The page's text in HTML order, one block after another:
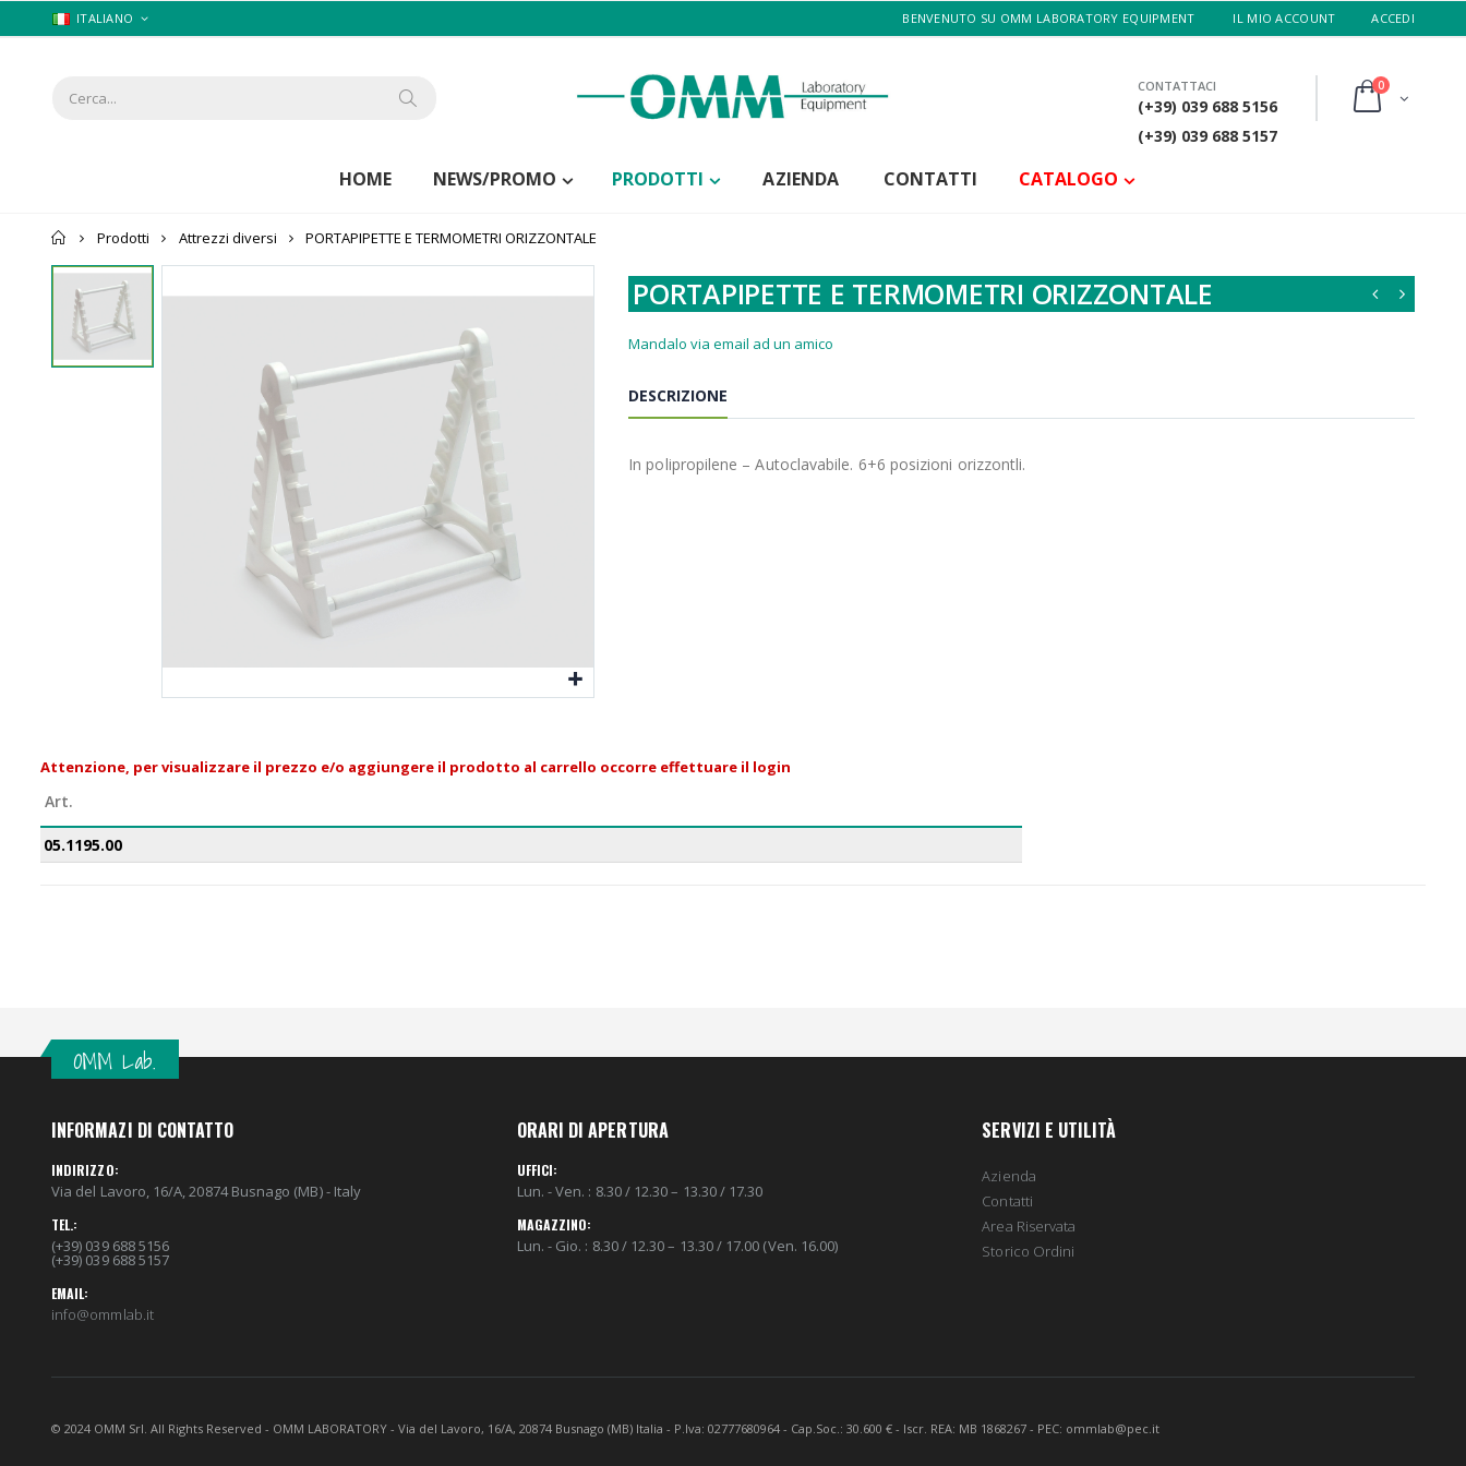
ITALIANO IL MIO ACCOUNT ACCEDI
BENVENUTO SU OMM LABORATORY EQUIPMENT
CONTATTACI
(+39) 039 688 5156
(+39) 039 688 5157
0
HOME NEWS/PROMO PRODOTTI AZIENDA CONTATTI CATALOGO
Home
Prodotti Attrezzi diversi PORTAPIPETTE E TERMOMETRI ORIZZONTALE
PORTAPIPETTE E TERMOMETRI ORIZZONTALE
Mandalo via email ad un amico
DESCRIZIONE
In polipropilene – Autoclavabile. 6+6 posizioni orizzontli.
Attenzione, per visualizzare il prezzo e/o aggiungere il prodotto al carrello occorre effettuare il login
Art.
05.1195.00
OMM Lab.
INFORMAZI DI CONTATTO
INDIRIZZO:
Via del Lavoro, 16/A, 20874 Busnago (MB) - Italy
TEL.:
(+39) 039 688 5156
(+39) 039 688 5157
EMAIL:
info@ommlab.it
ORARI DI APERTURA
UFFICI:
Lun. - Ven. : 8.30 / 12.30 – 13.30 / 17.30
MAGAZZINO:
Lun. - Gio. : 8.30 / 12.30 – 13.30 / 17.00 (Ven. 16.00)
SERVIZI E UTILITÀ
Azienda
Contatti
Area Riservata
Storico Ordini
© 2024 OMM Srl. All Rights Reserved - OMM LABORATORY - Via del Lavoro, 16/A, 20874 Busnago (MB) Italia - P.Iva: 02777680964 - Cap.Soc.: 30.600 € - Iscr. REA: MB 1868267 - PEC: ommlab@pec.it